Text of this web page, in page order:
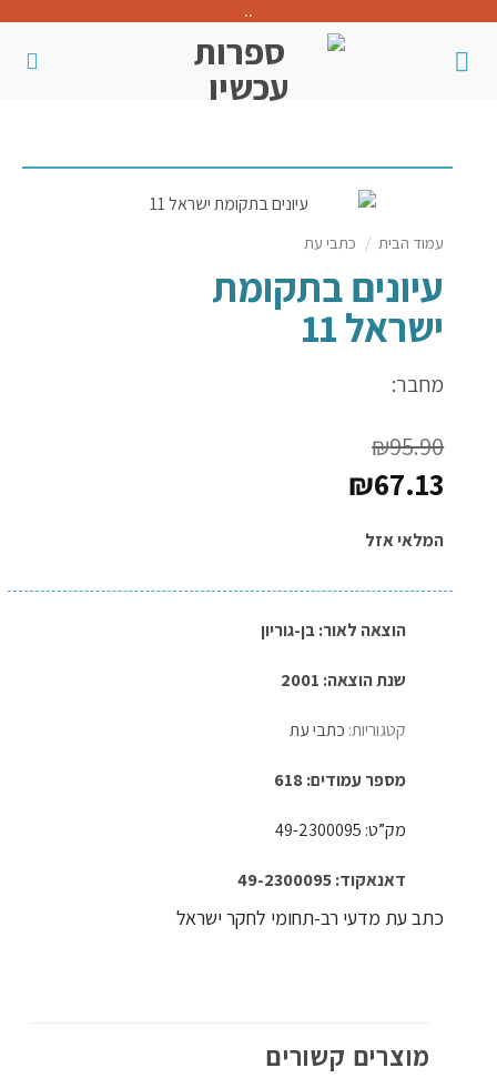
..
עמוד הבית / כתבי עת
עיונים בתקומת
ישראל 11
מחבר:
₪95.90
₪67.13
המלאי אזל
הוצאה לאור:בן-גוריון
שנת הוצאה: 2001
קטגוריות: כתבי עת
מספר עמודים: 618
מק”ט: 49-2300095
דאנאקוד: 49-2300095
כתב עת מדעי רב-תחומי לחקר ישראל
מוצרים קשורים